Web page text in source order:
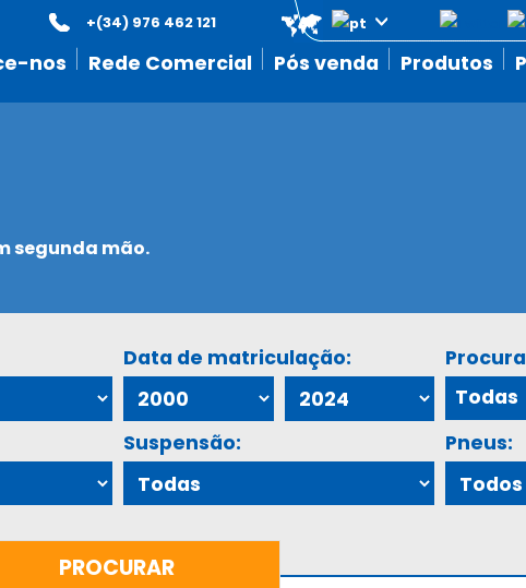
nos Rede Comercial Pós venda Produtos
+(34) 976 462 121
segunda mão.
Data de matriculação:
Suspensão: Pneus: